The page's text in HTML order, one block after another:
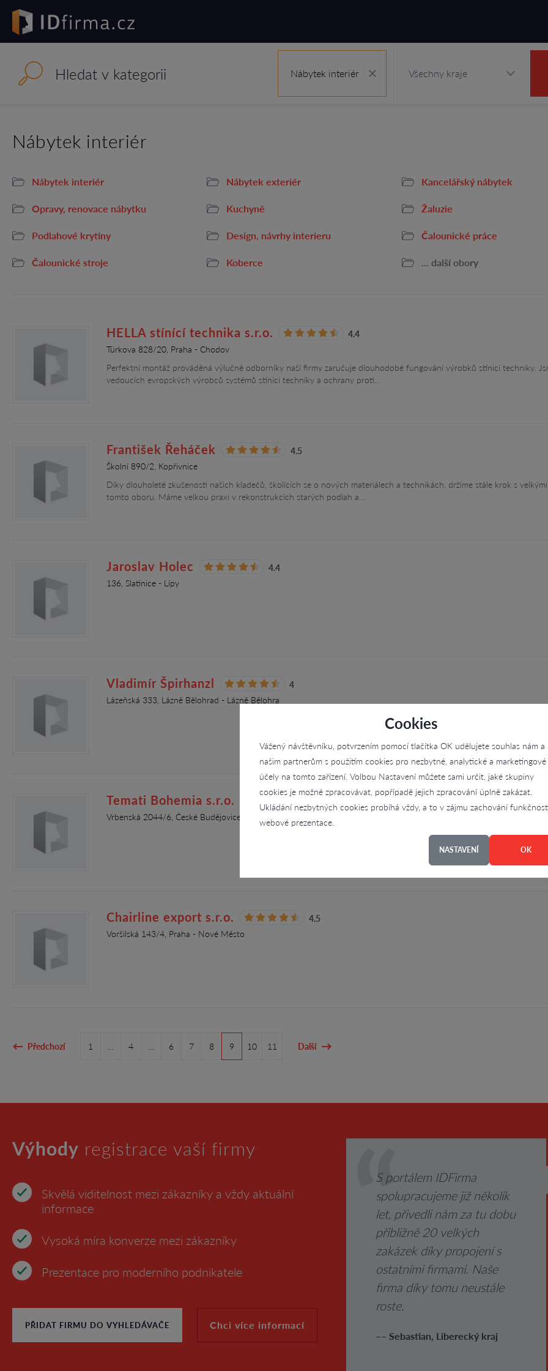
Cookies
Vážený návštěvníku, potvrzením pomocí tlačítka OK udělujete souhlas nám a
našim partnerům s použitím cookies pro nezbytné, analytické a marketingové
účely na tomto zařízení. Volbou Nastavení můžete sami určit, jaké skupiny
cookies je možné zpracovávat, popřípadě jejich zpracování úplně zakázat.
Ukládání nezbytných cookies probíhá vždy, a to v zájmu zachování
webové prezentace.
NASTAVENÍ OK
Nábytek interiér
Nábytek interiér
Nábytek interiér Nábytek exteriér Kancelářský nábytek
Opravy, renovace nábytku Kuchyně Žaluzie
Podlahové krytiny Design, návrhy interieru Čalounické práce
Čalounické stroje Koberce ... další obory
HELLA stínící technika s.r.o.
4.4
Türkova 828/20, Praha - Chodov
Perfektní montáž prováděná výlučně odborníky naší firmy zaručuje dlouhodobé fungování výrobků stínicí techniky.
vedoucích evropských výrobců systémů stínicí techniky a ochrany proti…
František Řeháček
4.5
Školní 890/2, Kopřivnice
Díky dlouholeté zkušenosti našich kladečů, školících se o nových materiálech a technikách, držíme stále krok s
tomto oboru. Máme velkou praxi v rekonstrukcích starých podlah a…
Jaroslav Holec
4.4
136, Slatinice - Lípy
Vladimír Špirhanzl
4
Lázeňská 333, Lázně Bělohrad - Lázně Bělohra
Temati Bohemia s.r.o.
Vrbenská 2044/6, České Budějovice - České Buděj
Chairline export s.r.o.
4.5
Voršilská 143/4, Praha - Nové Město
Předchozí 1 4 6 7 8 9 10 11 Další
Výhody registrace vaší firmy
Skvělá viditelnost mezi zákazníky a vždy aktuální
informace
Vysoká míra konverze mezi zákazníky
Prezentace pro moderního podnikatele
PŘIDAT FIRMU DO VYHLEDÁVAČE Chci více informací
S portálem IDFirma
spolupracujeme již několik
let, přivedli nám za tu dobu
přibližně 20 velkých
zakázek díky propojení s
ostatními firmami. Naše
firma díky tomu neustále
roste.
–– Sebastian, Liberecký kraj